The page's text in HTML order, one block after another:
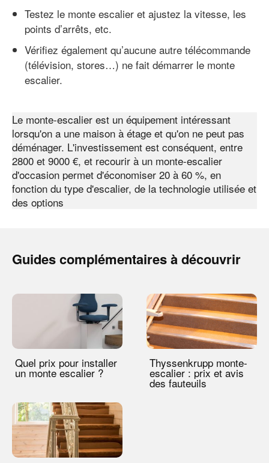
Testez le monte escalier et ajustez la vitesse, les
points d’arrêts, etc.
Vérifiez également qu’aucune autre télécommande
(télévision, stores…) ne fait démarrer le monte
escalier.
Le monte-escalier est un équipement intéressant
lorsqu'on a une maison à étage et qu'on ne peut pas
déménager. L'investissement est conséquent, entre
2800 et 9000 €, et recourir à un monte-escalier
d'occasion permet d'économiser 20 à 60 %, en
fonction du type d'escalier, de la technologie utilisée et
des options
Guides complémentaires à découvrir
Quel prix pour installer
un monte escalier ?
Thyssenkrupp monte-
escalier : prix et avis
des fauteuils